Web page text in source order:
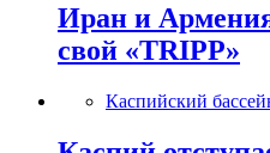
Иран и
свой «TRIPP»
Каспийский